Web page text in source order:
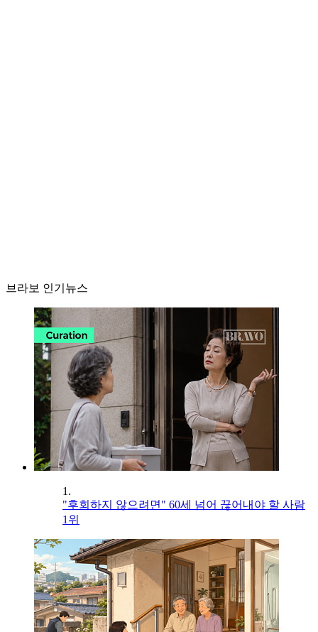
브라보 인기뉴스
1.
"후회하지 않으려면" 60세 넘어 끊어내야 할 사람
1위